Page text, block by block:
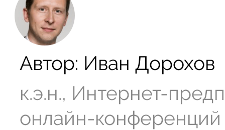
Автор: Иван Дорохов
к.э.н., Интернет-
онлайн-конференций